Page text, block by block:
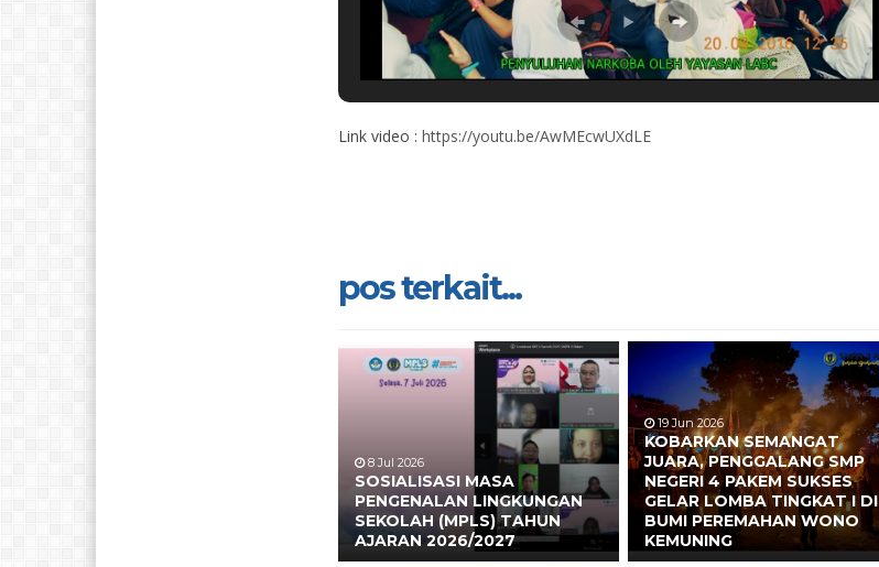
Link video : https://youtu.be/AwMEcwUXdLE
pos terkait...
8 Jul 2026
SOSIALISASI MASA
PENGENALAN LINGKUNGAN
SEKOLAH (MPLS) TAHUN
AJARAN 2026/2027
19 Jun 2026
KOBARKAN SEMANGAT
JUARA, PENGGALANG SMP
NEGERI 4 PAKEM SUKSES
GELAR LOMBA TINGKAT I DI
BUMI PEREMAHAN WONO
KEMUNING